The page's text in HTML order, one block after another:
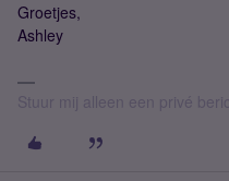
Groetjes,
Ashley
Stuur mij alleen een privé